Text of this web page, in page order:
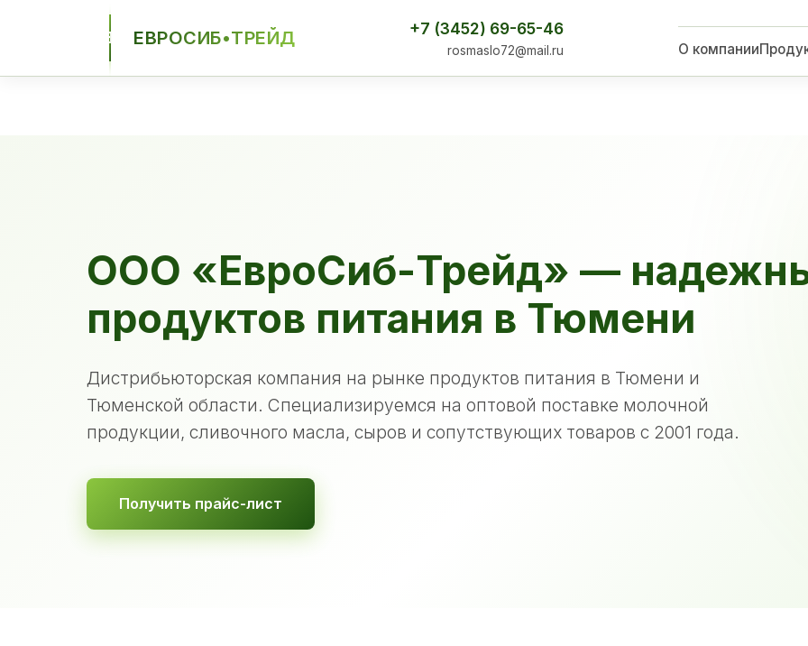
ЕСТ ЕВРОСИБ•ТРЕЙД +7 (3452) 69-65-46
rosmaslo72@mail.ru О компании
ООО «ЕвроСиб-Трейд» —
продуктов питания в Тюмени
Дистрибьюторская компания на рынке продуктов питания в Тюмени и
Тюменской области. Специализируемся на оптовой поставке молочной
продукции, сливочного масла, сыров и сопутствующих товаров с 2001 года.
Получить прайс-лист